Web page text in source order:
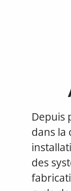
Depuis
dans la
des